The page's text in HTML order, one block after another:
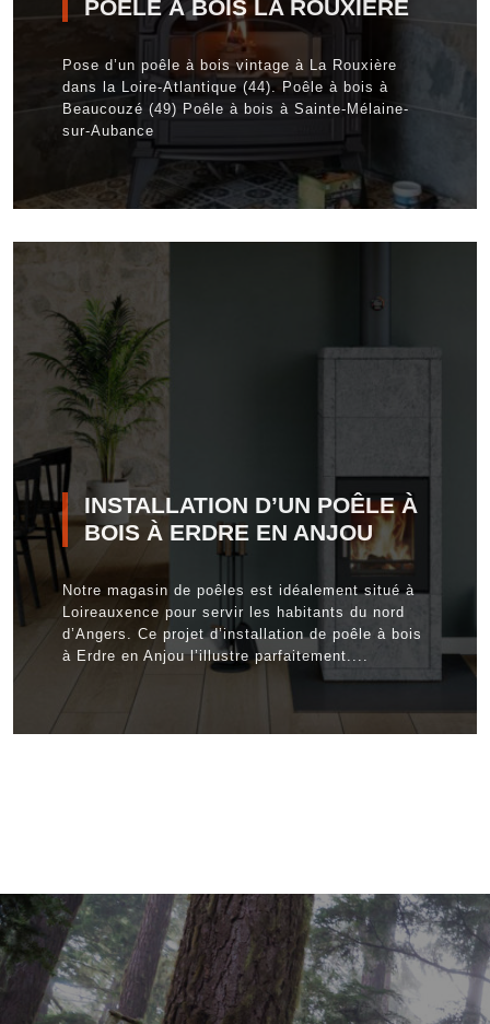
POÊLE À BOIS LA ROUXIÈRE
Pose d’un poêle à bois vintage à La Rouxière
dans la Loire-Atlantique (44). Poêle à bois à
Beaucouzé (49) Poêle à bois à Sainte-Mélaine-
sur-Aubance
INSTALLATION D’UN POÊLE À
BOIS À ERDRE EN ANJOU
Notre magasin de poêles est idéalement situé à
Loireauxence pour servir les habitants du nord
d’Angers. Ce projet d’installation de poêle à bois
à Erdre en Anjou l’illustre parfaitement....